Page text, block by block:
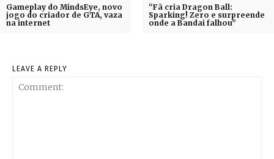
Gameplay do MindsEye, novo
jogo do criador de GTA, vaza
na internet
“Fã cria Dragon Ball:
Sparking! Zero e surpreende
onde a Bandai falhou”
LEAVE A REPLY